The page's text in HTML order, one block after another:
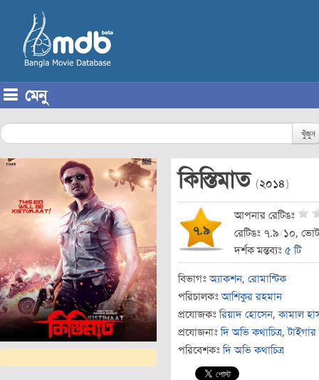
মেনু
খুঁজুন
কিস্তিমাত (২০১৪)
৭.৯
আপনার রেটিঙঃ
রেটিঙঃ ৭.৯/১০,
দর্শক মন্তব্যঃ ৫ টি
বিভাগঃ অ্যাকশন, রোমান্টিক
পরিচালকঃ আশিকুর রহমান
প্রযোজকঃ রিয়াদ হোসেন,কামাল
প্রযোজনাঃ দি অভি কথাচিত্র,টাইগার
পরিবেশকঃ দি অভি কথাচিত্র